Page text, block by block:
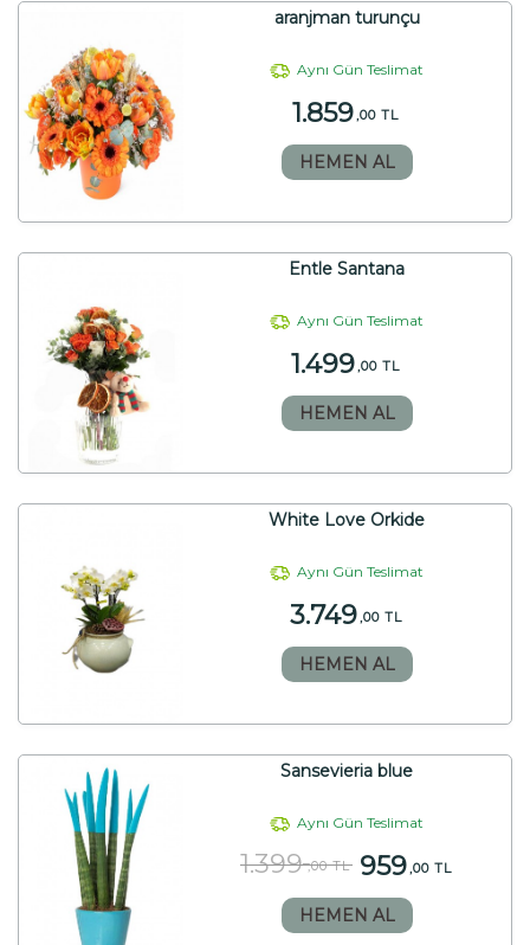
aranjman turunçu
Aynı Gün Teslimat
1.859,00 TL
HEMEN AL
Entle Santana
Aynı Gün Teslimat
1.499,00 TL
HEMEN AL
White Love Orkide
Aynı Gün Teslimat
3.749,00 TL
HEMEN AL
Sansevieria blue
Aynı Gün Teslimat
1.399 ,00 TL 959,00 TL
HEMEN AL